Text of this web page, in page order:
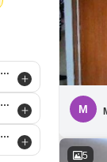
M
5
Sector 95 Gurgaon
Sector 89 Gurgaon
Sector 81 Gurgaon